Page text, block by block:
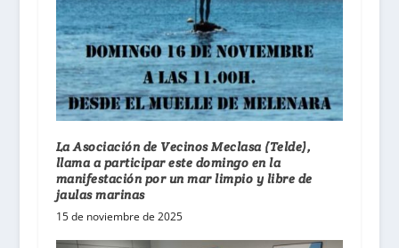
La Asociación de Vecinos Meclasa (Telde),
llama a participar este domingo en la
manifestación por un mar limpio y libre de
jaulas marinas
15 de noviembre de 2025